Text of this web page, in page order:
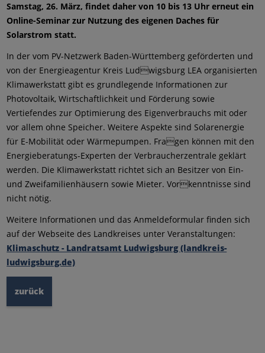
Samstag, 26. März, findet daher von 10 bis 13 Uhr erneut ein
Online-Seminar zur Nutzung des eigenen Daches für
Solarstrom statt.
In der vom PV-Netzwerk Baden-Württemberg geförderten und
von der Energieagentur Kreis Ludwigsburg LEA organisierten
Klimawerkstatt gibt es grundlegende Informationen zur
Photovoltaik, Wirtschaftlichkeit und Förderung sowie
Vertiefendes zur Optimierung des Eigenverbrauchs mit oder
vor allem ohne Speicher. Weitere Aspekte sind Solarenergie
für E-Mobilität oder Wärmepumpen. Fragen können mit den
Energieberatungs-Experten der Verbraucherzentrale geklärt
werden. Die Klimawerkstatt richtet sich an Besitzer von Ein-
und Zweifamilienhäusern sowie Mieter. Vorkenntnisse sind
nicht nötig.
Weitere Informationen und das Anmeldeformular finden sich
auf der Webseite des Landkreises unter Veranstaltungen:
Klimaschutz - Landratsamt Ludwigsburg (landkreis-
ludwigsburg.de)
zurück